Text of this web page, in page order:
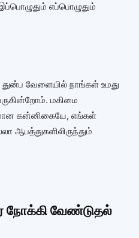
இப்பொழுதும் எப்பொழுதும்
துன்ப வேளையில் நாங்கள் உமது
மகிமை
கன்னிகையே, எங்கள்
ஆபத்துகளிலிருந்தும்
நோக்கி வேண்டுதல்